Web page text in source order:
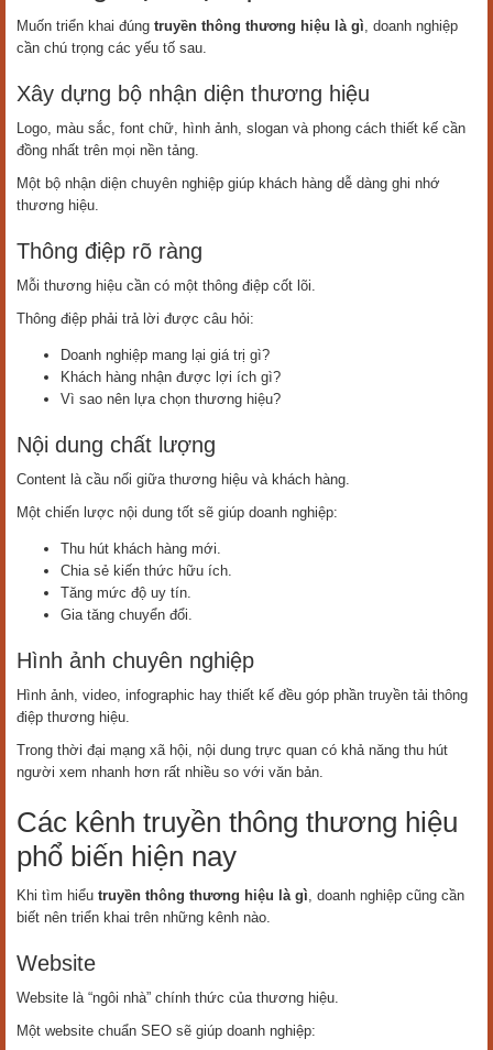
Muốn triển khai đúng truyền thông thương hiệu là gì, doanh nghiệp
cần chú trọng các yếu tố sau.
Xây dựng bộ nhận diện thương hiệu
Logo, màu sắc, font chữ, hình ảnh, slogan và phong cách thiết kế cần
đồng nhất trên mọi nền tảng.
Một bộ nhận diện chuyên nghiệp giúp khách hàng dễ dàng ghi nhớ
thương hiệu.
Thông điệp rõ ràng
Mỗi thương hiệu cần có một thông điệp cốt lõi.
Thông điệp phải trả lời được câu hỏi:
Doanh nghiệp mang lại giá trị gì?
Khách hàng nhận được lợi ích gì?
Vì sao nên lựa chọn thương hiệu?
Nội dung chất lượng
Content là cầu nối giữa thương hiệu và khách hàng.
Một chiến lược nội dung tốt sẽ giúp doanh nghiệp:
Thu hút khách hàng mới.
Chia sẻ kiến thức hữu ích.
Tăng mức độ uy tín.
Gia tăng chuyển đổi.
Hình ảnh chuyên nghiệp
Hình ảnh, video, infographic hay thiết kế đều góp phần truyền tải thông
điệp thương hiệu.
Trong thời đại mạng xã hội, nội dung trực quan có khả năng thu hút
người xem nhanh hơn rất nhiều so với văn bản.
Các kênh truyền thông thương hiệu
phổ biến hiện nay
Khi tìm hiểu truyền thông thương hiệu là gì, doanh nghiệp cũng cần
biết nên triển khai trên những kênh nào.
Website
Website là “ngôi nhà” chính thức của thương hiệu.
Một website chuẩn SEO sẽ giúp doanh nghiệp: